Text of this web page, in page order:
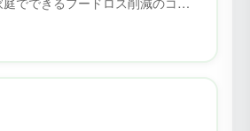
を使えば、食材を無駄にせず、フ
ます。